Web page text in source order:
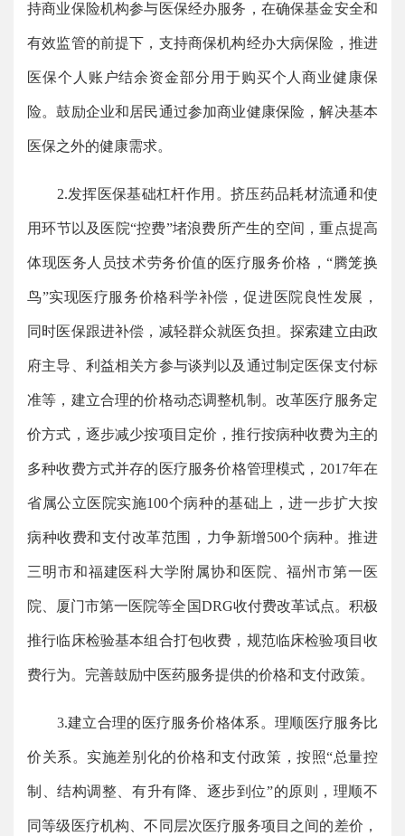
持商业保险机构参与医保经办服务，在确保基金安全和
有效监管的前提下，支持商保机构经办大病保险，推进
医保个人账户结余资金部分用于购买个人商业健康保
险。鼓励企业和居民通过参加商业健康保险，解决基本
医保之外的健康需求。
2.发挥医保基础杠杆作用。挤压药品耗材流通和使
用环节以及医院“控费”堵浪费所产生的空间，重点提高
体现医务人员技术劳务价值的医疗服务价格，“腾笼换
鸟”实现医疗服务价格科学补偿，促进医院良性发展，
同时医保跟进补偿，减轻群众就医负担。探索建立由政
府主导、利益相关方参与谈判以及通过制定医保支付标
准等，建立合理的价格动态调整机制。改革医疗服务定
价方式，逐步减少按项目定价，推行按病种收费为主的
多种收费方式并存的医疗服务价格管理模式，2017年在
省属公立医院实施100个病种的基础上，进一步扩大按
病种收费和支付改革范围，力争新增500个病种。推进
三明市和福建医科大学附属协和医院、福州市第一医
院、厦门市第一医院等全国DRG收付费改革试点。积极
推行临床检验基本组合打包收费，规范临床检验项目收
费行为。完善鼓励中医药服务提供的价格和支付政策。
3.建立合理的医疗服务价格体系。理顺医疗服务比
价关系。实施差别化的价格和支付政策，按照“总量控
制、结构调整、有升有降、逐步到位”的原则，理顺不
同等级医疗机构、不同层次医疗服务项目之间的差价，